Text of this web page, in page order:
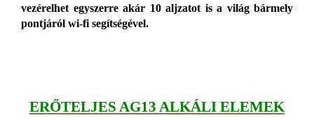
vezérelhet egyszerre akár 10 aljzatot is a világ bármely
pontjáról wi-fi segítségével.
ERŐTELJES AG13 ALKÁLI ELEMEK